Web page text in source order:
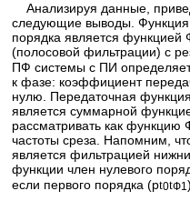
Анализируя данные,
следующие выводы.
порядка является
(полосовой фильтрации) с
ПФ системы с ПИ
к фазе: коэффициент
нулю. Передаточная
является суммарной
рассматривать как
частоты среза. Напомним,
является фильтрацией
функции член нулевого
если первого порядка (pt0tФ1 ).